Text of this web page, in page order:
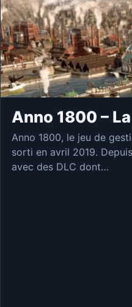
Anno 1800 –
Anno 1800, le jeu de
sorti en avril 2019.
avec des DLC dont…